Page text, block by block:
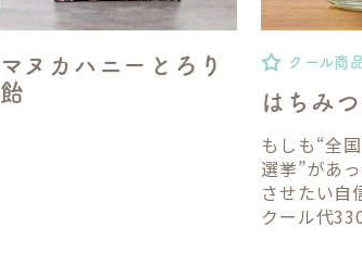
マヌカハニーとろり
飴
はちみ
クール商
もしも“全
選挙”があ
させたい自
クール代